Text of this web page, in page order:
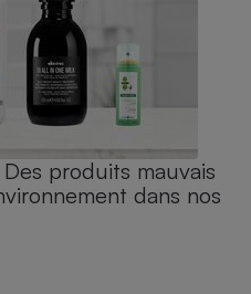
produits mauvais
dans nos